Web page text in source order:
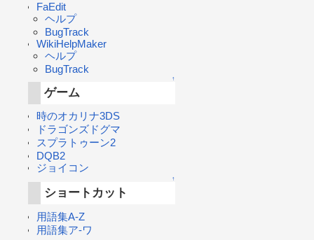
FaEdit
ヘルプ
BugTrack
WikiHelpMaker
ヘルプ
BugTrack
↑
ゲーム
時のオカリナ3DS
ドラゴンズドグマ
スプラトゥーン2
DQB2
ジョイコン
↑
ショートカット
用語集A-Z
用語集ア-ワ